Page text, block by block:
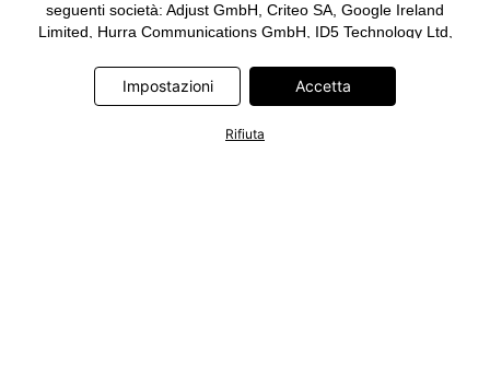
seguenti società: Adjust GmbH, Criteo SA, Google Ireland
Limited, Hurra Communications GmbH, ID5 Technology Ltd,
Limited, Pinterest Europe Limited, RTB-House GmbH, TikTok
Information Technologies UK Limited. Ulteriori informazioni sul
informativa privacy e cookie
Impostazioni Accetta
Rifiuta